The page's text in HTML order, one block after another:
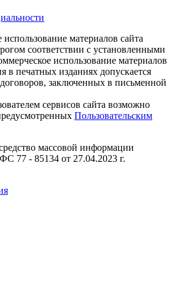
материалов сайта
соответствии с установленными
использование материалов
в печатных изданиях допускается
заключенных в письменной
сервисов сайта возможно
Пользовательским
массовой информации
77 - 85134 от 27.04.2023 г.